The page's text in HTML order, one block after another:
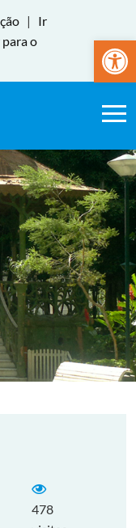
Abrir
|
Ir
para o
478